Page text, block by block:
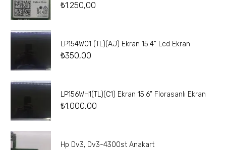
₺1.250,00
LP154W01 (TL)(AJ) Ekran 15.4” Lcd Ekran
₺350,00
LP156WH1(TL)(C1) Ekran 15.6” Florasanlı Ekran
₺1.000,00
Hp Dv3, Dv3-4300st Anakart